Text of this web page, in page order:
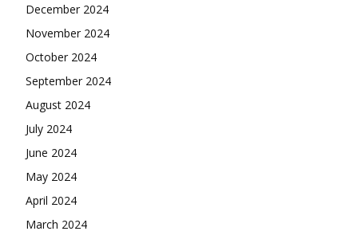
December 2024
November 2024
October 2024
September 2024
August 2024
July 2024
June 2024
May 2024
April 2024
March 2024